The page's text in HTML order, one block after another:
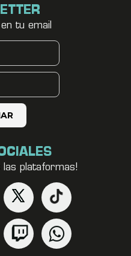
tu email
las plataformas!